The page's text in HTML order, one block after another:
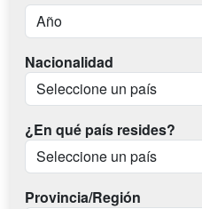
Nacionalidad
¿En qué país resides?
Provincia/Región